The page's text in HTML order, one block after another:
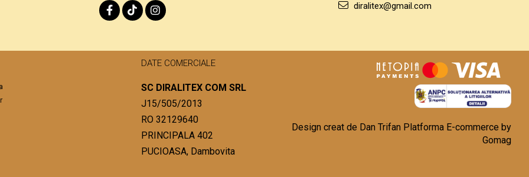
diralitex@gmail.com
DATE COMERCIALE
SC DIRALITEX COM SRL
J15/505/2013
RO 32129640
PRINCIPALA 402
PUCIOASA, Dambovita
Design creat de Dan Trifan Platforma E-commerce by
Gomag